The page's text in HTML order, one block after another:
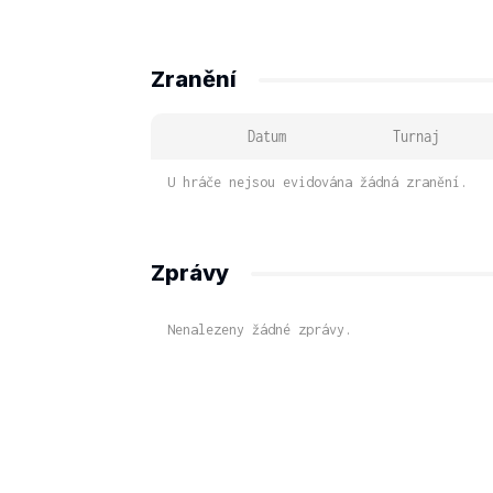
Zranění
Datum Turnaj
U hráče nejsou evidována žádná zranění.
Zprávy
Nenalezeny žádné zprávy.